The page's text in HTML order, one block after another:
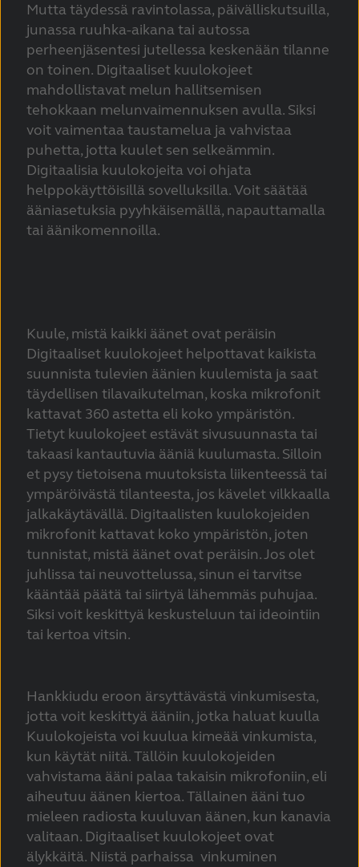
Mutta täydessä ravintolassa, päivälliskutsuilla,
junassa ruuhka-aikana tai autossa
perheenjäsentesi jutellessa keskenään tilanne
on toinen. Digitaaliset kuulokojeet
mahdollistavat melun hallitsemisen
tehokkaan melunvaimennuksen avulla. Siksi
voit vaimentaa taustamelua ja vahvistaa
puhetta, jotta kuulet sen selkeämmin.
Digitaalisia kuulokojeita voi ohjata
helppokäyttöisillä sovelluksilla. Voit säätää
ääniasetuksia pyyhkäisemällä, napauttamalla
tai äänikomennoilla.
Kuule, mistä kaikki äänet ovat peräisin
Digitaaliset kuulokojeet helpottavat kaikista
suunnista tulevien äänien kuulemista ja saat
täydellisen tilavaikutelman, koska mikrofonit
kattavat 360 astetta eli koko ympäristön.
Tietyt kuulokojeet estävät sivusuunnasta tai
takaasi kantautuvia ääniä kuulumasta. Silloin
et pysy tietoisena muutoksista liikenteessä tai
ympäröivästä tilanteesta, jos kävelet vilkkaalla
jalkakäytävällä. Digitaalisten kuulokojeiden
mikrofonit kattavat koko ympäristön, joten
tunnistat, mistä äänet ovat peräisin. Jos olet
juhlissa tai neuvottelussa, sinun ei tarvitse
kääntää päätä tai siirtyä lähemmäs puhujaa.
Siksi voit keskittyä keskusteluun tai ideointiin
tai kertoa vitsin.
Hankkiudu eroon ärsyttävästä vinkumisesta,
jotta voit keskittyä ääniin, jotka haluat kuulla
Kuulokojeista voi kuulua kimeää vinkumista,
kun käytät niitä. Tällöin kuulokojeiden
vahvistama ääni palaa takaisin mikrofoniin, eli
aiheutuu äänen kiertoa. Tällainen ääni tuo
mieleen radiosta kuuluvan äänen, kun kanavia
valitaan. Digitaaliset kuulokojeet ovat
älykkäitä. Niistä parhaissa vinkuminen